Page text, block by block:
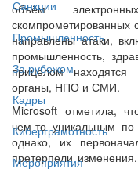
Санкции
Промышленность
За рубежом
Кадры
Киберграмотность
Мероприятия
объём
скомпрометированных
направлены атаки,
промышленность,
прицелом находятся
органы, НПО и СМИ.
Microsoft отметила,
чем-то уникальным
однако, их
претерпели